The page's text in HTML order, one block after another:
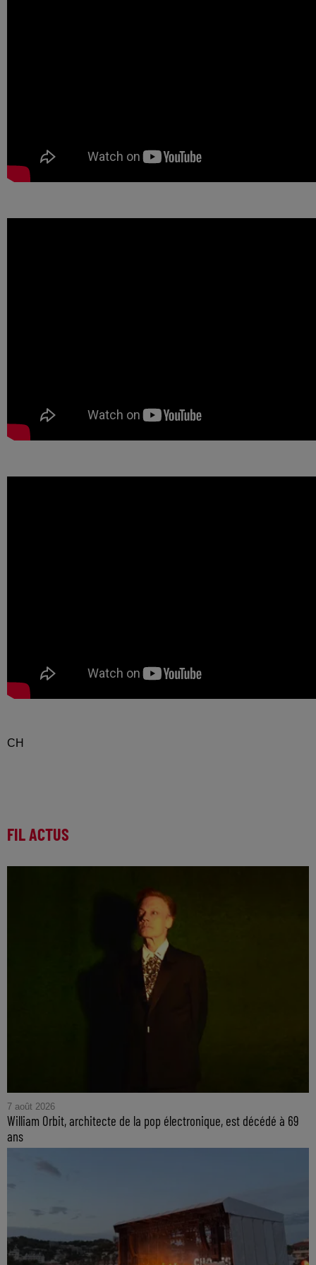
CH
FIL ACTUS
7 août 2026
William Orbit, architecte de la pop électronique, est décédé à 69
ans